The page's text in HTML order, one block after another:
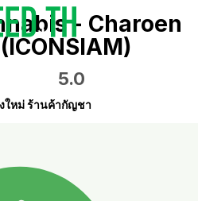
- Charoen
5.0
ใหม่ ร้านค้ากัญชา